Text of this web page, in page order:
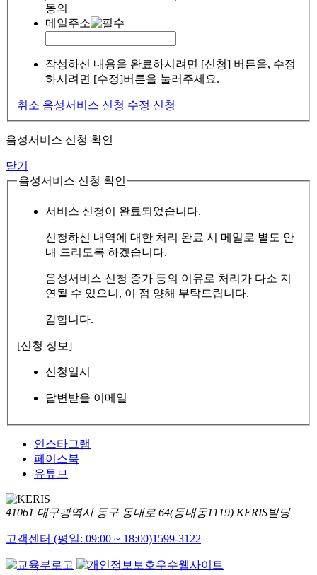
동의
메일주소
작성하신 내용을 완료하시려면 [신청] 버튼을, 수정
하시려면 [수정]버튼을 눌러주세요.
취소 음성서비스 신청 수정 신청
음성서비스 신청 확인
닫기
음성서비스 신청 확인
서비스 신청이 완료되었습니다.
신청하신 내역에 대한 처리 완료 시 메일로 별도 안
내 드리도록 하겠습니다.
음성서비스 신청 증가 등의 이유로 처리가 다소 지
연될 수 있으니, 이 점 양해 부탁드립니다.
감합니다.
[신청 정보]
신청일시
답변받을 이메일
인스타그램
페이스북
유튜브
41061 대구광역시 동구 동내로 64(동내동1119) KERIS빌딩
고객센터 (평일: 09:00 ~ 18:00)1599-3122